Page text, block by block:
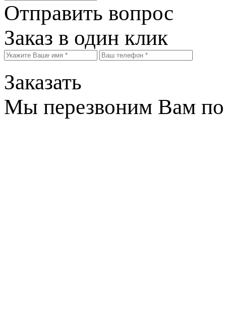
Отправить вопрос
Заказ в один клик
Заказать
Мы перезвоним Вам по